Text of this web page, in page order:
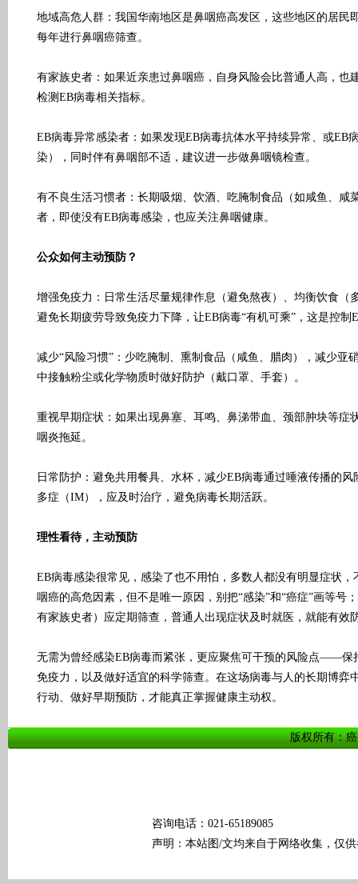
地域高危人群：我国华南地区是鼻咽癌高发区，这些地区的居民
每年进行鼻咽癌筛查。
有家族史者：如果近亲患过鼻咽癌，自身风险会比普通人高，也
检测EB病毒相关指标。
EB病毒异常感染者：如果发现EB病毒抗体水平持续异常、或EB
染），同时伴有鼻咽部不适，建议进一步做鼻咽镜检查。
有不良生活习惯者：长期吸烟、饮酒、吃腌制食品（如咸鱼、咸
者，即使没有EB病毒感染，也应关注鼻咽健康。
公众如何主动预防？
增强免疫力：日常生活尽量规律作息（避免熬夜）、均衡饮食（
避免长期疲劳导致免疫力下降，让EB病毒“有机可乘”，这是控制
减少“风险习惯”：少吃腌制、熏制食品（咸鱼、腊肉），减少亚
中接触粉尘或化学物质时做好防护（戴口罩、手套）。
重视早期症状：如果出现鼻塞、耳鸣、鼻涕带血、颈部肿块等症
咽炎拖延。
日常防护：避免共用餐具、水杯，减少EB病毒通过唾液传播的
多症（IM），应及时治疗，避免病毒长期活跃。
理性看待，主动预防
EB病毒感染很常见，感染了也不用怕，多数人都没有明显症状
咽癌的高危因素，但不是唯一原因，别把“感染”和“癌症”画等号
有家族史者）应定期筛查，普通人出现症状及时就医，就能有效
无需为曾经感染EB病毒而紧张，更应聚焦可干预的风险点——保
免疫力，以及做好适宜的科学筛查。在这场病毒与人的长期博弈
行动、做好早期预防，才能真正掌握健康主动权。
版权所有：
咨询电话：021-65189085
声明：本站图/文均来自于网络收集，仅